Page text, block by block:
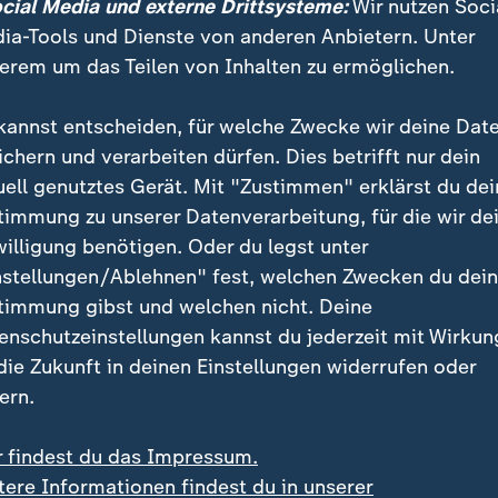
Wolfsburgs Fußballerinnen gehen im Viertelfinal-
beim FC Barcelona mit 1:6 unter. Nach zwei Partien heißt
und siebenmaligen Meister droht erstmals
denn auch in der
, die die
DFB-Pokalwar jeweils im Viertelfinale Schluss.
Media und externe Drittsysteme:Wir nutzen
Tools und Dienste von anderen Anbietern. Unter
um das Teilen von Inhalten zu ermöglichen.
entscheiden, für welche Zwecke wir deine
und verarbeiten dürfen. Dies betrifft nur dein
genutztes Gerät. Mit "Zustimmen" erklärst du
zu unserer Datenverarbeitung, für die wir
benötigen. Oder du legst unter
Ablehnen" fest, welchen Zwecken du
gibst und welchen nicht. Deine
kannst du jederzeit mit
Zukunft in deinen Einstellungen widerrufen oder
findest du das Impressum.
Informationen findest du in unserer